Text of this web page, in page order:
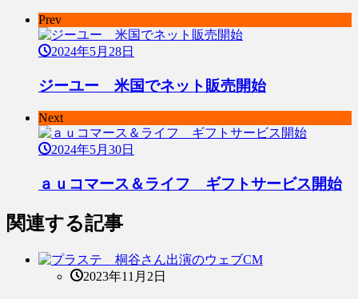
Prev
2024年5月28日
ジーユー 米国でネット販売開始
Next
2024年5月30日
ａｕコマース＆ライフ ギフトサービス開始
関連する記事
2023年11月2日